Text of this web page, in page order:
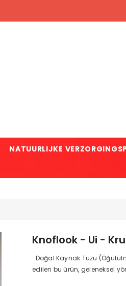
NATUURLIJKE
Knoflook - Ui -
Doğal Kaynak Tuzu
edilen bu ürün, geleneksel